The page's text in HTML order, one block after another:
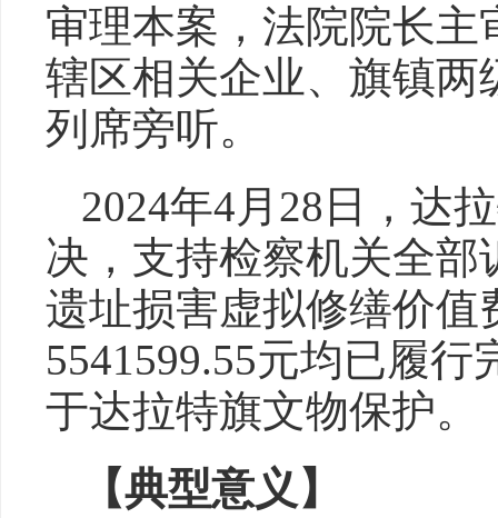
审理本案，法院院长
辖区相关企业、旗镇
列席旁听。
2024年4月28日，达
决，支持检察机关全
遗址损害虚拟修缮价值
5541599.55元均已履
于达拉特旗文物保护。
【典型意义】